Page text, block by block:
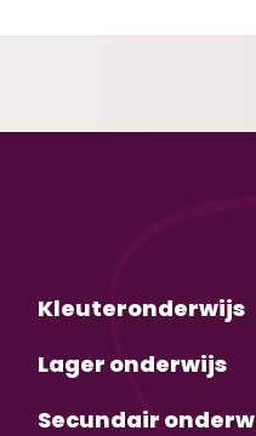
Kleuteronderwijs
Lager onderwijs
Secundair